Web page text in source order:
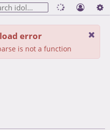
error
is not a function